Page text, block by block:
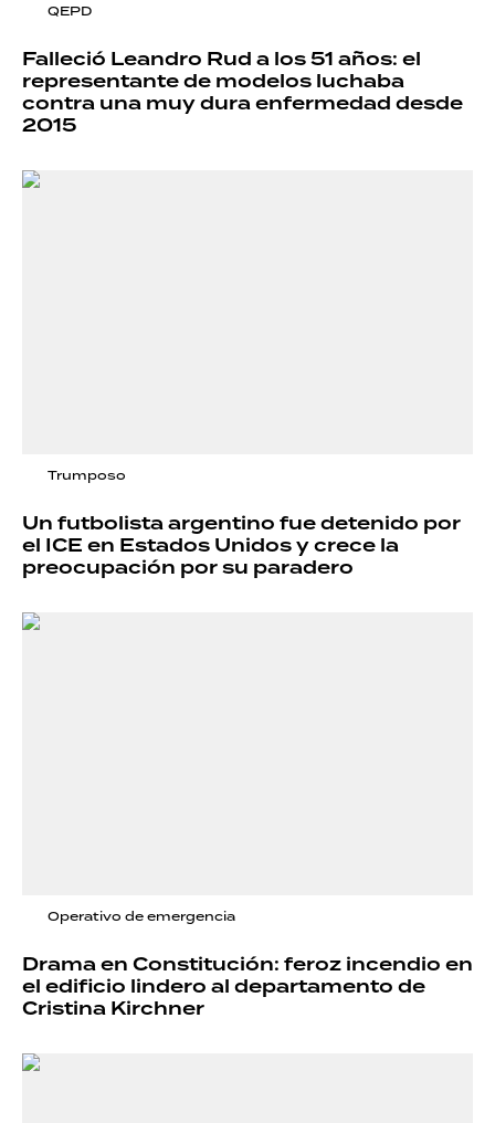
QEPD
Falleció Leandro Rud a los 51 años: el
representante de modelos luchaba
contra una muy dura enfermedad desde
2015
Trumposo
Un futbolista argentino fue detenido por
el ICE en Estados Unidos y crece la
preocupación por su paradero
Operativo de emergencia
Drama en Constitución: feroz incendio en
el edificio lindero al departamento de
Cristina Kirchner